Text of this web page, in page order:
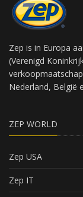
Zep is in Europa
(Verenigd
Nederland, België
ZEP WORLD
Zep USA
Zep IT